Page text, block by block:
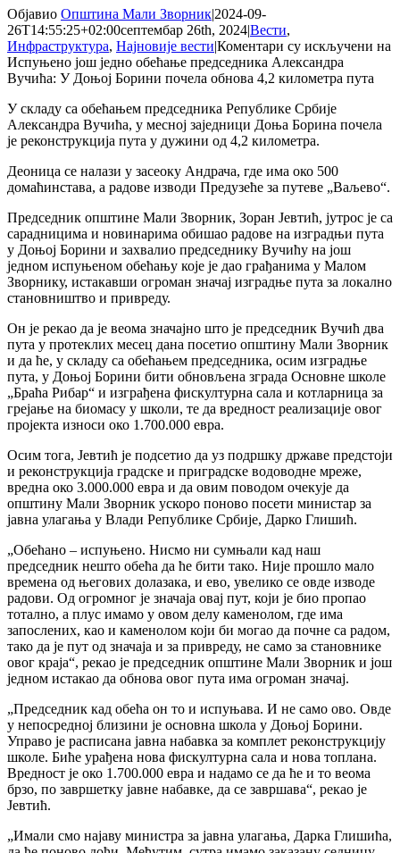
Објавио Општина Мали Зворник|2024-09-
26T14:55:25+02:00септембар 26th, 2024|Вести,
Инфраструктура, Најновије вести|Коментари су искључени на
Испуњено још једно обећање председника Александра
Вучића: У Доњој Борини почела обнова 4,2 километра пута
У складу са обећањем председника Републике Србије
Александра Вучића, у месној заједници Доња Борина почела
је реконструкција пута у дужини од 4,2 километра.
Деоница се налази у засеоку Андрача, где има око 500
домаћинстава, а радове изводи Предузеће за путеве „Ваљево“.
Председник општине Мали Зворник, Зоран Јевтић, јутрос је са
сарадницима и новинарима обишао радове на изградњи пута
у Доњој Борини и захвалио председнику Вучићу на још
једном испуњеном обећању које је дао грађанима у Малом
Зворнику, истакавши огроман значај изградње пута за локално
становништво и привреду.
Он је рекао да је веома значајно што је председник Вучић два
пута у протеклих месец дана посетио општину Мали Зворник
и да ће, у складу са обећањем председника, осим изградње
пута, у Доњој Борини бити обновљена зграда Основне школе
„Браћа Рибар“ и изграђена фискултурна сала и котларница за
грејање на биомасу у школи, те да вредност реализације овог
пројекта износи око 1.700.000 евра.
Осим тога, Јевтић је подсетио да уз подршку државе предстоји
и реконструкција градске и приградске водоводне мреже,
вредна око 3.000.000 евра и да овим поводом очекује да
општину Мали Зворник ускоро поново посети министар за
јавна улагања у Влади Републике Србије, Дарко Глишић.
„Обећано – испуњено. Нисмо ни сумњали кад наш
председник нешто обећа да ће бити тако. Није прошло мало
времена од његових долазака, и ево, увелико се овде изводе
радови. Од огромног је значаја овај пут, који је био пропао
тотално, а плус имамо у овом делу каменолом, где има
запослених, као и каменолом који би могао да почне са радом,
тако да је пут од значаја и за привреду, не само за становнике
овог краја“, рекао је председник општине Мали Зворник и још
једном истакао да обнова овог пута има огроман значај.
„Председник кад обећа он то и испуњава. И не само ово. Овде
у непосредној близини је основна школа у Доњој Борини.
Управо је расписана јавна набавка за комплет реконструкцију
школе. Биће урађена нова фискултурна сала и нова топлана.
Вредност је око 1.700.000 евра и надамо се да ће и то веома
брзо, по завршетку јавне набавке, да се завршава“, рекао је
Јевтић.
„Имали смо најаву министра за јавна улагања, Дарка Глишића,